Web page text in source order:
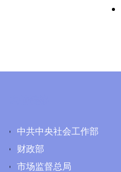
中共中央社会工作部
财政部
市场监督总局